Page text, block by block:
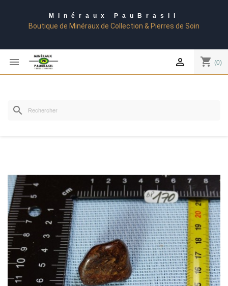
Minéraux PauBrasil
Boutique de Minéraux de Collection & Pierres de Soin
 shopping_cart (0)

search